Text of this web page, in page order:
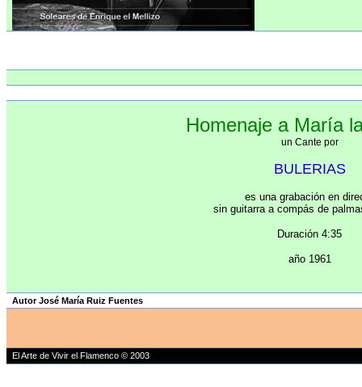
Homenaje a María
un Cante por
BULERIAS
es una grabación en
sin guitarra a compás de
Duración 4:35
año 1961
Autor José María Ruiz Fuentes
El Arte de Vivir el Flamenco © 2003